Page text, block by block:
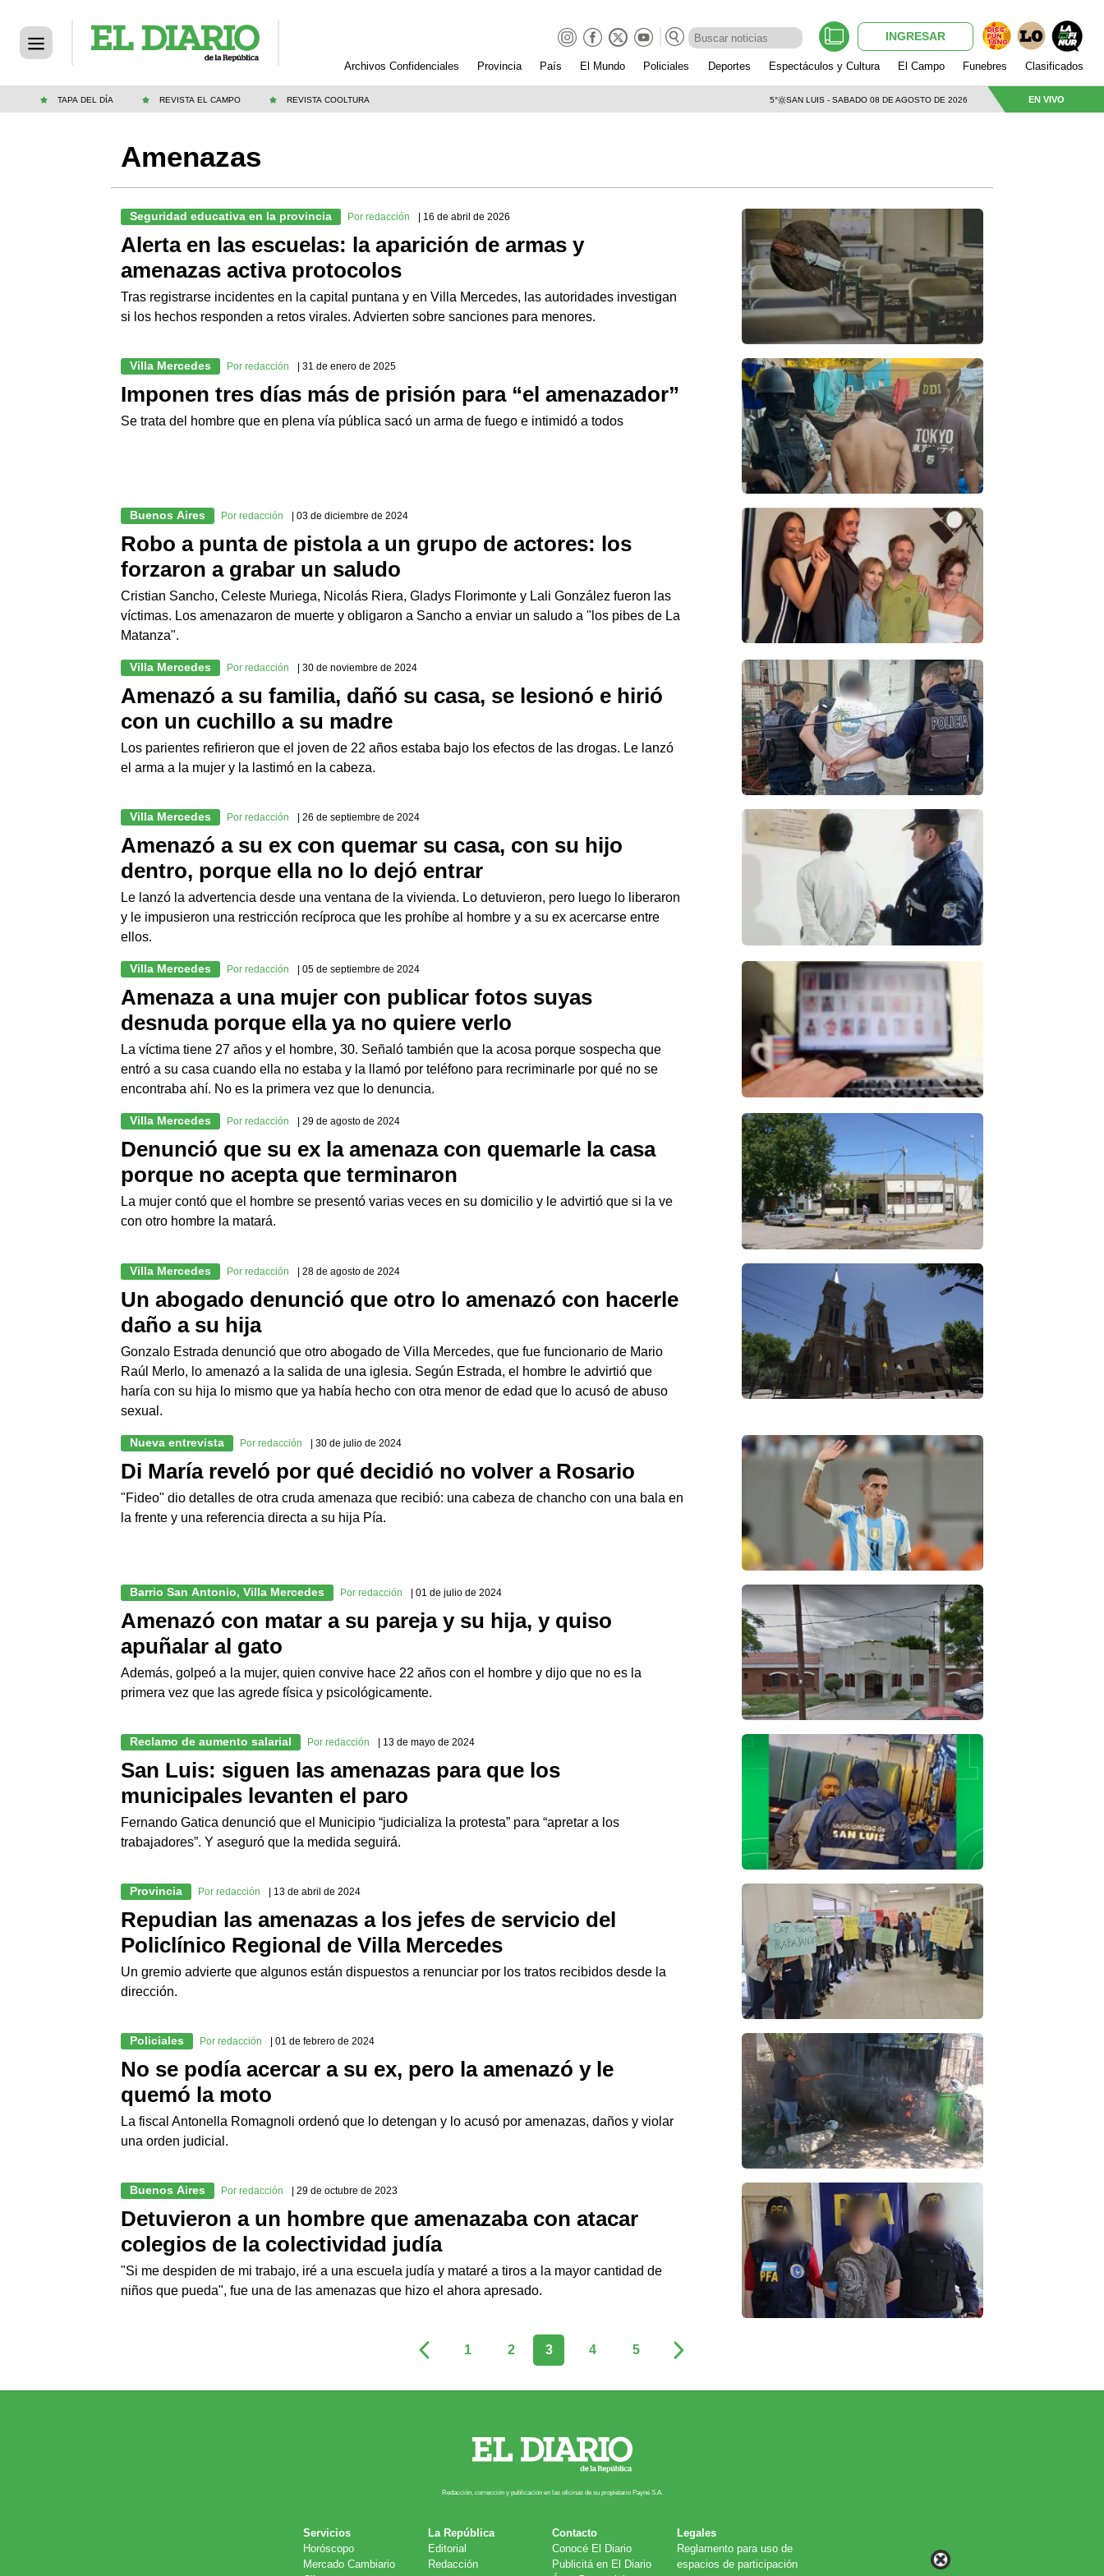
INGRESAR
Archivos Confidenciales Provincia País El Mundo Policiales Deportes Espectáculos y Cultura El Campo Funebres Clasificados
TAPA DEL DÍA REVISTA EL CAMPO REVISTA COOLTURA 5° SAN LUIS - SABADO 08 DE AGOSTO DE 2026 EN VIVO
Amenazas
Seguridad educativa en la provincia Por redacción | 16 de abril de 2026
Alerta en las escuelas: la aparición de armas y
amenazas activa protocolos
Tras registrarse incidentes en la capital puntana y en Villa Mercedes, las autoridades investigan
si los hechos responden a retos virales. Advierten sobre sanciones para menores.
Villa Mercedes Por redacción | 31 de enero de 2025
Imponen tres días más de prisión para “el amenazador”
Se trata del hombre que en plena vía pública sacó un arma de fuego e intimidó a todos
Buenos Aires Por redacción | 03 de diciembre de 2024
Robo a punta de pistola a un grupo de actores: los
forzaron a grabar un saludo
Cristian Sancho, Celeste Muriega, Nicolás Riera, Gladys Florimonte y Lali González fueron las
víctimas. Los amenazaron de muerte y obligaron a Sancho a enviar un saludo a "los pibes de La
Matanza".
Villa Mercedes Por redacción | 30 de noviembre de 2024
Amenazó a su familia, dañó su casa, se lesionó e hirió
con un cuchillo a su madre
Los parientes refirieron que el joven de 22 años estaba bajo los efectos de las drogas. Le lanzó
el arma a la mujer y la lastimó en la cabeza.
Villa Mercedes Por redacción | 26 de septiembre de 2024
Amenazó a su ex con quemar su casa, con su hijo
dentro, porque ella no lo dejó entrar
Le lanzó la advertencia desde una ventana de la vivienda. Lo detuvieron, pero luego lo liberaron
y le impusieron una restricción recíproca que les prohíbe al hombre y a su ex acercarse entre
ellos.
Villa Mercedes Por redacción | 05 de septiembre de 2024
Amenaza a una mujer con publicar fotos suyas
desnuda porque ella ya no quiere verlo
La víctima tiene 27 años y el hombre, 30. Señaló también que la acosa porque sospecha que
entró a su casa cuando ella no estaba y la llamó por teléfono para recriminarle por qué no se
encontraba ahí. No es la primera vez que lo denuncia.
Villa Mercedes Por redacción | 29 de agosto de 2024
Denunció que su ex la amenaza con quemarle la casa
porque no acepta que terminaron
La mujer contó que el hombre se presentó varias veces en su domicilio y le advirtió que si la ve
con otro hombre la matará.
Villa Mercedes Por redacción | 28 de agosto de 2024
Un abogado denunció que otro lo amenazó con hacerle
daño a su hija
Gonzalo Estrada denunció que otro abogado de Villa Mercedes, que fue funcionario de Mario
Raúl Merlo, lo amenazó a la salida de una iglesia. Según Estrada, el hombre le advirtió que
haría con su hija lo mismo que ya había hecho con otra menor de edad que lo acusó de abuso
sexual.
Nueva entrevista Por redacción | 30 de julio de 2024
Di María reveló por qué decidió no volver a Rosario
"Fideo" dio detalles de otra cruda amenaza que recibió: una cabeza de chancho con una bala en
la frente y una referencia directa a su hija Pía.
Barrio San Antonio, Villa Mercedes Por redacción | 01 de julio de 2024
Amenazó con matar a su pareja y su hija, y quiso
apuñalar al gato
Además, golpeó a la mujer, quien convive hace 22 años con el hombre y dijo que no es la
primera vez que las agrede física y psicológicamente.
Reclamo de aumento salarial Por redacción | 13 de mayo de 2024
San Luis: siguen las amenazas para que los
municipales levanten el paro
Fernando Gatica denunció que el Municipio “judicializa la protesta” para “apretar a los
trabajadores”. Y aseguró que la medida seguirá.
Provincia Por redacción | 13 de abril de 2024
Repudian las amenazas a los jefes de servicio del
Policlínico Regional de Villa Mercedes
Un gremio advierte que algunos están dispuestos a renunciar por los tratos recibidos desde la
dirección.
Policiales Por redacción | 01 de febrero de 2024
No se podía acercar a su ex, pero la amenazó y le
quemó la moto
La fiscal Antonella Romagnoli ordenó que lo detengan y lo acusó por amenazas, daños y violar
una orden judicial.
Buenos Aires Por redacción | 29 de octubre de 2023
Detuvieron a un hombre que amenazaba con atacar
colegios de la colectividad judía
"Si me despiden de mi trabajo, iré a una escuela judía y mataré a tiros a la mayor cantidad de
niños que pueda", fue una de las amenazas que hizo el ahora apresado.
1 2 3 4 5
Redacción, corrección y publicación en las oficinas de su propietario Payn​é S.A.
Servicios
Horóscopo
Mercado Cambiario
La República
Editorial
Redacción
Contacto
Conocé El Diario
Publicitá en El Diario
Legales
Reglamento para uso de
espacios de participación